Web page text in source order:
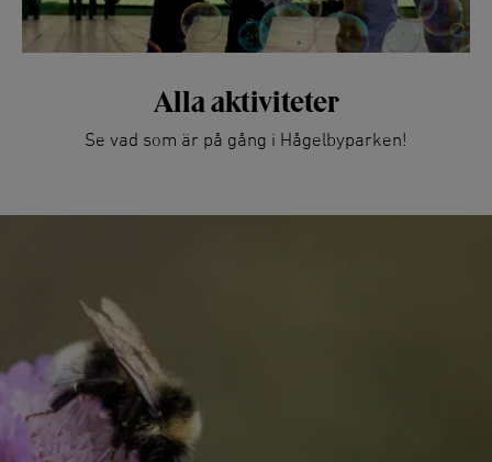
Alla aktiviteter
Se vad som är på gång i Hågelbyparken!